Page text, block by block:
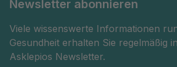
Newsletter abonnieren
Viele wissenswerte Informationen
Gesundheit erhalten Sie regelmäßig
Asklepios Newsletter.